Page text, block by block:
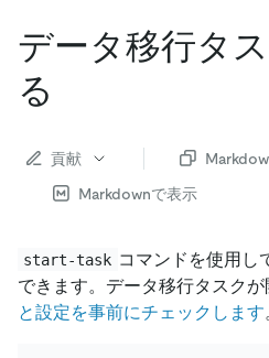
データ移行タ
る
貢献
Markdownで表示
start-task コマンドを使用し
できます。データ移行タスク
と設定を事前にチェックします